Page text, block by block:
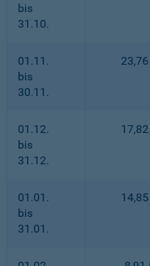
bis
31.10.
01.11.
bis
30.11.
23,76
01.12.
bis
31.12.
17,82
01.01.
bis
31.01.
14,85